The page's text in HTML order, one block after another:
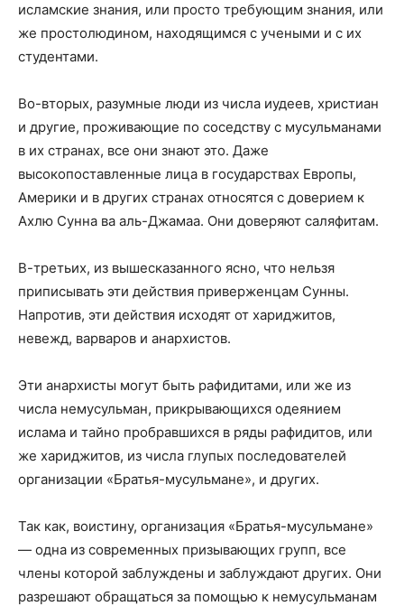
исламские знания, или просто требующим знания, или
же простолюдином, находящимся с учеными и с их
студентами.
Во-вторых, разумные люди из числа иудеев, христиан
и другие, проживающие по соседству с мусульманами
в их странах, все они знают это. Даже
высокопоставленные лица в государствах Европы,
Америки и в других странах относятся с доверием к
Ахлю Сунна ва аль-Джамаа. Они доверяют саляфитам.
В-третьих, из вышесказанного ясно, что нельзя
приписывать эти действия приверженцам Сунны.
Напротив, эти действия исходят от хариджитов,
невежд, варваров и анархистов.
Эти анархисты могут быть рафидитами, или же из
числа немусульман, прикрывающихся одеянием
ислама и тайно пробравшихся в ряды рафидитов, или
же хариджитов, из числа глупых последователей
организации «Братья-мусульмане», и других.
Так как, воистину, организация «Братья-мусульмане»
— одна из современных призывающих групп, все
члены которой заблуждены и заблуждают других. Они
разрешают обращаться за помощью к немусульманам